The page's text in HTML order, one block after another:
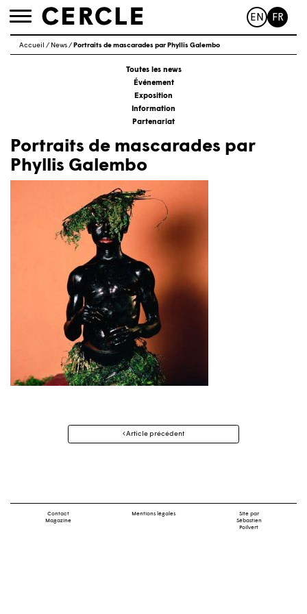
Toggle
EN FR
Accueil / News/ Portraits de mascarades par Phyllis Galembo
Toutes les news
Événement
Exposition
Information
Partenariat
Portraits de mascarades par
Phyllis Galembo
Navigation
Article précédent
Contact
Magazine
Mentions légales
Site par
Sébastien
Poilvert